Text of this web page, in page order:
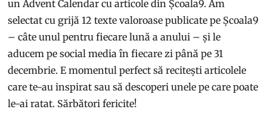
un Advent Calendar cu articole din Școala9. Am
selectat cu grijă 12 texte valoroase publicate pe Școala9
– câte unul pentru fiecare lună a anului – și le
aducem pe social media în fiecare zi până pe 31
decembrie. E momentul perfect să recitești articolele
care te-au inspirat sau să descoperi unele pe care poate
le-ai ratat. Sărbători fericite!